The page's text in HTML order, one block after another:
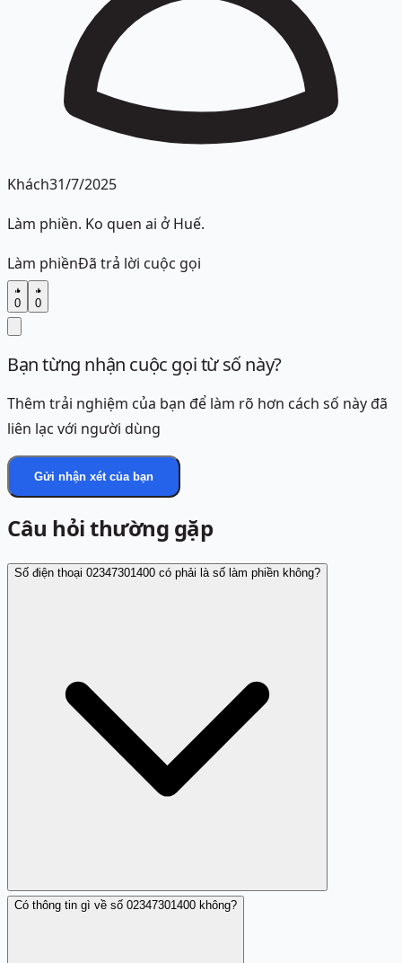
Khách31/7/2025
Làm phiền. Ko quen ai ở Huế.
Làm phiềnĐã trả lời cuộc gọi
0 0
Bạn từng nhận cuộc gọi từ số này?
Thêm trải nghiệm của bạn để làm rõ hơn cách số này đã
liên lạc với người dùng
Gửi nhận xét của bạn
Câu hỏi thường gặp
Số điện thoại 02347301400 có phải là số làm phiền không?
Có, nhiều người dùng đã báo cáo rằng số 02347301400
Có thông tin gì về số 02347301400 không?